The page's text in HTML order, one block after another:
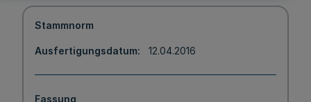
Stammnorm
Ausfertigungsdatum 12.04.2016
Fassung